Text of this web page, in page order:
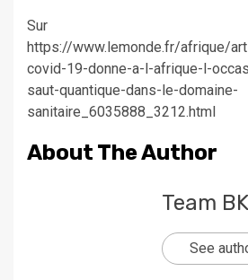
Sur
https://www.lemonde.fr/afrique/
covid-19-donne-a-l-afrique-l-
saut-quantique-dans-le-domaine-
sanitaire_6035888_3212.html
About The Author
Team
See